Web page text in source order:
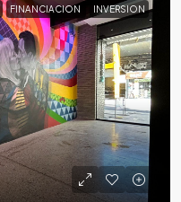
FINANCIACION INVERSION